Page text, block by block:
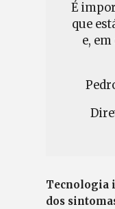
É
que
e,
Tecnologia
dos